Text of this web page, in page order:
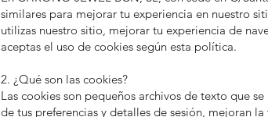
similares para mejorar tu experiencia en nuestro
utilizas nuestro sitio, mejorar tu experiencia de
aceptas el uso de cookies según esta política.
2. ¿Qué son las cookies?
Las cookies son pequeños archivos de texto que
de tus preferencias y detalles de sesión, mejoran